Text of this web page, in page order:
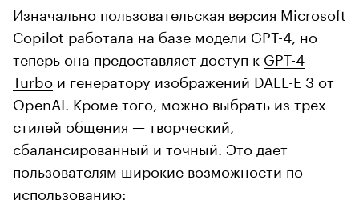
Изначально пользовательская версия Microsoft
Copilot работала на базе модели GPT-4, но
теперь она предоставляет доступ к GPT-4
Turbo и генератору изображений DALL-E 3 от
OpenAI. Кроме того, можно выбрать из трех
стилей общения — творческий,
сбалансированный и точный. Это дает
пользователям широкие возможности по
использованию: